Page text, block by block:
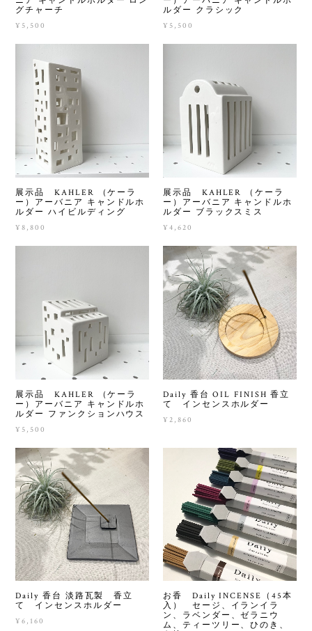
グチャーチ
¥5,500
ルダー クラシック
¥5,500
展示品 KAHLER （ケーラ
ー）アーバニア キャンドルホ
ルダー ハイビルディング
¥8,800
展示品 KAHLER （ケーラ
ー）アーバニア キャンドルホ
ルダー ブラックスミス
¥4,620
展示品 KAHLER （ケーラ
ー）アーバニア キャンドルホ
ルダー ファンクションハウス
¥5,500
Daily 香台 OIL FINISH 香立
て インセンスホルダー
¥2,860
Daily 香台 淡路瓦製 香立
て インセンスホルダー
¥6,160
お香 Daily INCENSE（45本
入） セージ、イランイラ
ン、ラベンダー、ゼラニウ
ム、ティーツリー、ひのき、